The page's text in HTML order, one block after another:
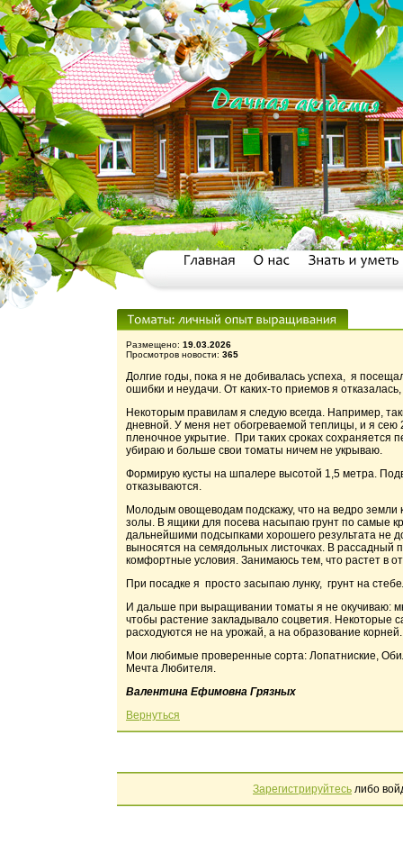
Размещено: 19.03.2026
Просмотров новости: 365
Долгие годы, пока я не добивалась успеха, я
ошибки и неудачи. От каких-то приемов я
Некоторым правилам я следую всегда. Например,
дневной. У меня нет обогреваемой теплицы, и я сею
пленочное укрытие. При таких сроках сохраняется
убираю и больше свои томаты ничем не укрываю.
Формирую кусты на шпалере высотой 1,5 метра.
отказываются.
Молодым овощеводам подскажу, что на ведро земли
золы. В ящики для посева насыпаю грунт по самые
дальнейшими подсыпками хорошего результата не
выносятся на семядольных листочках. В
комфортные условия. Занимаюсь тем, что растет в
При посадке я просто засыпаю лунку, грунт на
И дальше при выращивании томаты я не окучиваю:
чтобы растение закладывало соцветия. Некоторые
расходуются не на урожай, а на образование корней.
Мои любимые проверенные сорта: Лопатниские,
Мечта Любителя.
Валентина Ефимовна Грязных
Вернуться
Зарегистрируйтесь либо